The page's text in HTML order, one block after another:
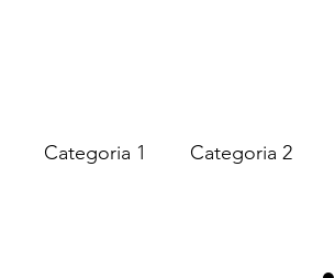
Categoria 1 Categoria 2